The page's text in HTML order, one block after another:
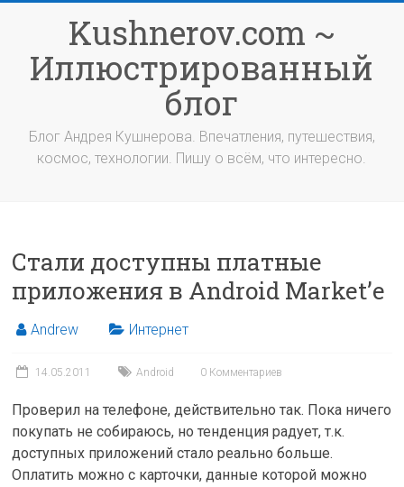
содержимомуKushnerov.com ~
Иллюстрированный
блог
Блог Андрея Кушнерова. Впечатления, путешествия,
космос, технологии. Пишу о всём, что интересно.
Стали доступны платные
приложения в Android Market’е
Andrew Интернет
14.05.2011 Android 0 Комментариев
Проверил на телефоне, действительно так. Пока ничего
покупать не собираюсь, но тенденция радует, т.к.
доступных приложений стало реально больше.
Оплатить можно с карточки, данные которой можно